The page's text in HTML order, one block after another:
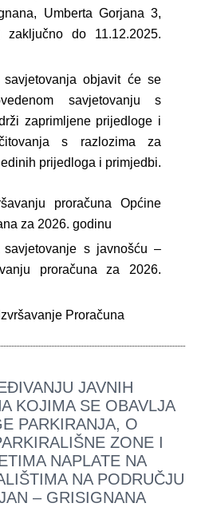
Umberta Gorjana 3,
zaključno do 11.12.2025.
savjetovanja objavit će se
savjetovanju s
zaprimljene prijedloge i
s razlozima za
prijedloga i primjedbi.
proračuna Općine
za 2026. godinu
savjetovanje s javnošću –
proračuna za 2026.
Proračuna
JAVNIH
KOJIMA SE OBAVLJA
PARKIRANJA, O
ZONE I
NAPLATE NA
NA PODRUČJU
– GRISIGNANA